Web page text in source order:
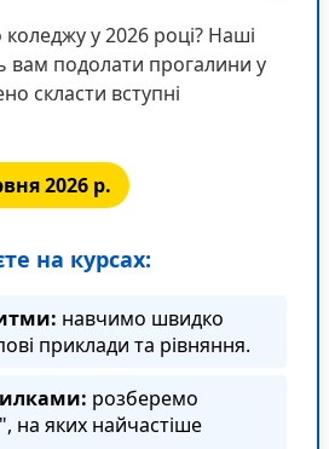
у 2026 році? Наші
вам подолати прогалини у
скласти вступні
2026 р.
на курсах:
навчимо швидко
приклади та рівняння.
розберемо
на яких найчастіше